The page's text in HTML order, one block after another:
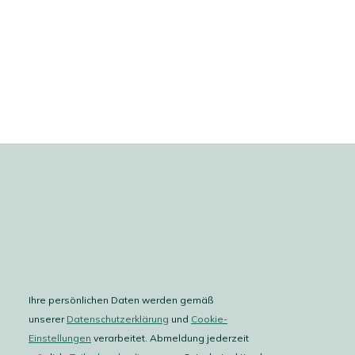
Ihre persönlichen Daten werden gemäß
unserer Datenschutzerklärung und Cookie-
Einstellungen verarbeitet. Abmeldung jederzeit